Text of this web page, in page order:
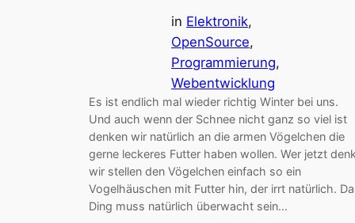
in Elektronik
OpenSource
Programmierung
Webentwicklung
Es ist endlich mal wieder richtig Winter bei uns.
Und auch wenn der Schnee nicht ganz so viel ist
denken wir natürlich an die armen Vögelchen die
gerne leckeres Futter haben wollen. Wer jetzt
wir stellen den Vögelchen einfach so ein
Vogelhäuschen mit Futter hin, der irrt natürlich.
Ding muss natürlich überwacht sein…